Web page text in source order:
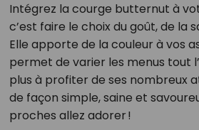
Intégrez la courge butternut à
c’est faire le choix du goût, de la
Elle apporte de la couleur à vos
permet de varier les menus tout
plus à profiter de ses nombreux
de façon simple, saine et
proches allez adorer !